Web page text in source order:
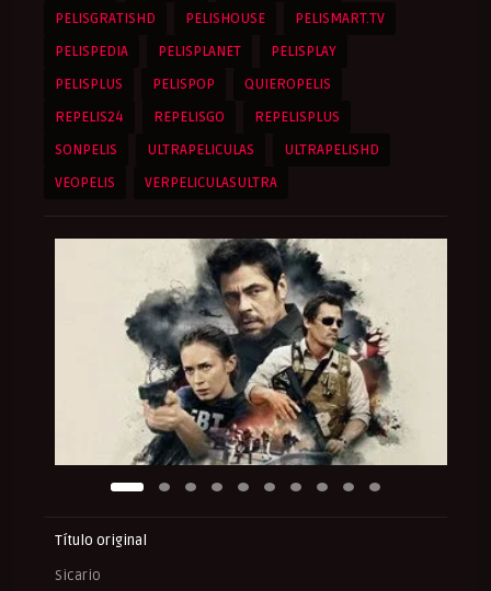
PELISGRATISHD PELISHOUSE
PELISMART.TV
PELISPEDIA
PELISPLANET
PELISPLAY
PELISPLUS
PELISPOP
QUIEROPELIS
REPELIS24
REPELISGO
REPELISPLUS
SONPELIS
ULTRAPELICULAS
ULTRAPELISHD
VEOPELIS
VERPELICULASULTRA
Título original
Sicario